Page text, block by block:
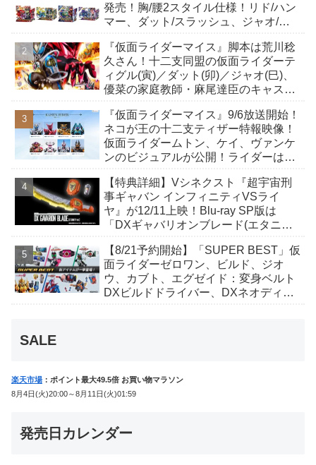
発売！胸/腰2スタイル仕様！リド/ハン
マー、ダット/スラッシュ、ジャオ/バ
も！
『仮面ライダーマイス』脚本は荒川稔
久さん！十二支同盟の仮面ライダーテ
ィグル(寅)／ダット(卯)／ジャオ(巳)、
優菜の家庭教師・麻尾達臣のキャスト
んも変身！
『仮面ライダーマイス』9/6放送開始！
ネコが王の十二支ティザー特報映像！
仮面ライダームトン、ケイ、ヴァンケ
ンのビジュアルが公開！ライダーは子
【特典詳細】Vシネクスト『超宇宙刑
事ギャバン インフィニティVSライ
ヤ』が12/11上映！Blu-ray SP版は
「DXギャバリオンブレード(エタニテ
か豪華特典付き！
【8/21予約開始】「SUPER BEST」仮
面ライダーゼロワン、ビルド、ジオ
ウ、カブト、エグゼイド：変身ベルト
DXビルドドライバー、DXネオディケ
SALE
楽天市場 ：ポイント最大49.5倍 お買い物マラソン
8月4日(火)20:00～8月11日(火)01:59
発売日カレンダー